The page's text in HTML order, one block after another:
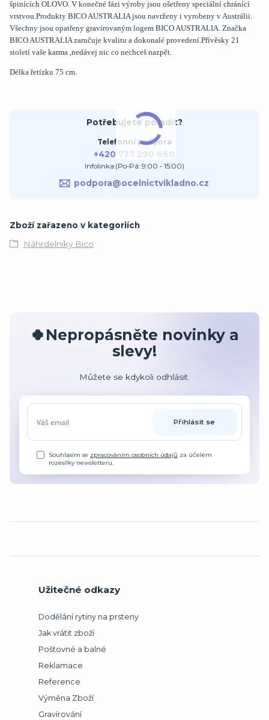
špinících OLOVO. V konečné fázi výroby jsou ošetřeny speciální chránící
vrstvou.Produkty BICO AUSTRALIA jsou navrženy i vyrobeny v Austrálii.
Všechny jsou opatřeny gravírovaným logem BICO AUSTRALIA. Značka
BICO AUSTRALIA zaručuje kvalitu a dokonalé provedení.Přívěsky 21
století vaše karma ,nedávej nic co nechceš nazpět.
Délka řetízku 75 cm.
Potřebujete poradit?
Telefonní podpora
+420 737 290 660
Infolinka:(Po-Pá: 9:00 - 15:00)
podpora@ocelnictvikladno.cz
Zboží zařazeno v kategoriích
Náhrdelníky Bico
🍀Nepropásněte novinky a
slevy!
Můžete se kdykoli odhlásit.
Přihlásit se
Souhlasím se zpracováním osobních údajů za účelem
rozesílky newsletteru.
Užitečné odkazy
Dodělání rytiny na prsteny
Jak vrátit zboží
Poštovné a balné
Reklamace
Reference
Výměna Zboží
Gravírování